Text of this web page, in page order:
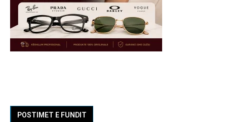
POSTIMET E FUNDIT